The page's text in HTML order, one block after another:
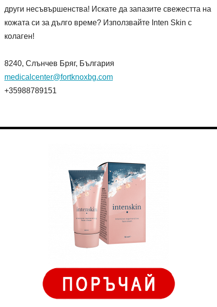
други несъвършенства! Искате да запазите свежестта на
кожата си за дълго време? Използвайте Inten Skin с
колаген!
8240, Слънчев Бряг, България
medicalcenter@fortknoxbg.com
+35988789151